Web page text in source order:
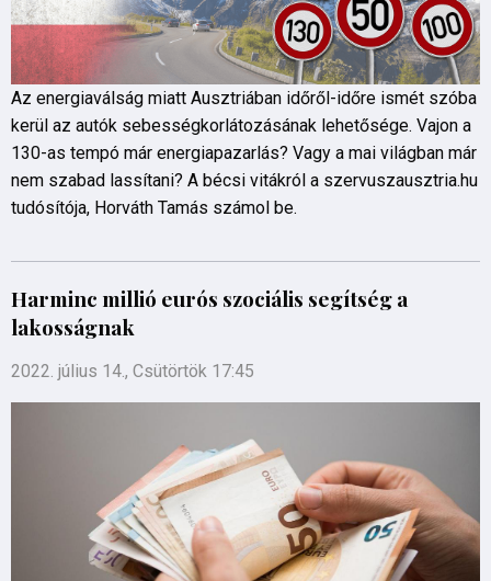
Az energiaválság miatt Ausztriában időről-időre ismét szóba
kerül az autók sebességkorlátozásának lehetősége. Vajon a
130-as tempó már energiapazarlás? Vagy a mai világban már
nem szabad lassítani? A bécsi vitákról a szervuszausztria.hu
tudósítója, Horváth Tamás számol be.
Harminc millió eurós szociális segítség a
lakosságnak
2022. július 14., Csütörtök 17:45